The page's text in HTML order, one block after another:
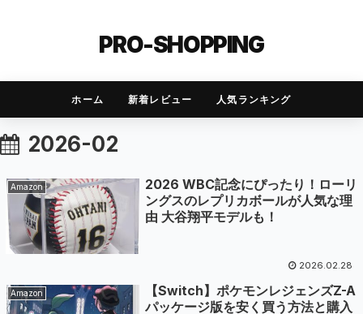
PRO-SHOPPING
ホーム 新着レビュー 人気ランキング
2026-02
Amazon
2026 WBC記念にぴったり！ローリ
ングスのレプリカボールが人気な理
由 大谷翔平モデルも！
2026.02.28
Amazon
【Switch】ポケモンレジェンズZ-A
パッケージ版を安く買う方法と購入